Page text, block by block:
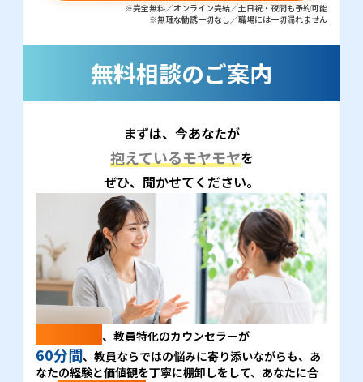
※完全無料／オンライン完結／土日祝・夜間も予約可能
※無理な勧誘一切なし／職場には一切漏れません
無料相談のご案内
まずは、今あなたが
抱えているモヤモヤを
ぜひ、聞かせてください。
、教員特化のカウンセラーが
60分間、教員ならではの悩みに寄り添いながらも、あ
なたの経験と価値観を丁寧に棚卸しをして、あなたに合